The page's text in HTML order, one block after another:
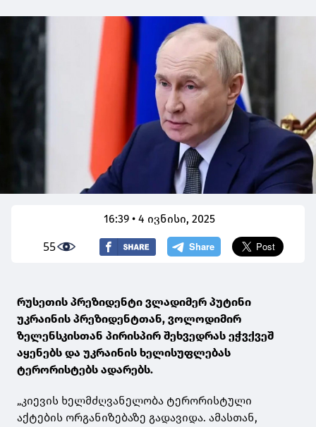
16:39 • 4 ივნისი, 2025
55
რუსეთის პრეზიდენტი ვლადიმერ პუტინი
უკრაინის პრეზიდენტთან, ვოლოდიმირ
ზელენსკისთან პირისპირ შეხვედრას ეჭვქვეშ
აყენებს და უკრაინის ხელისუფლებას
ტერორისტებს ადარებს.
„კიევის ხელმძღვანელობა ტერორისტული
აქტების ორგანიზებაზე გადავიდა. ამასთან,